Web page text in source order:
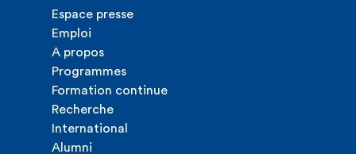
Espace presse
Emploi
A propos
Programmes
Formation continue
Recherche
International
Alumni